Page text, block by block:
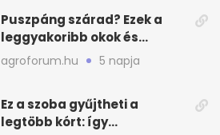
Puszpáng szárad? Ezek a
leggyakoribb okok és
teendők
agroforum.hu 5 napja
Ez a szoba gyűjtheti a
legtöbb kórt: így